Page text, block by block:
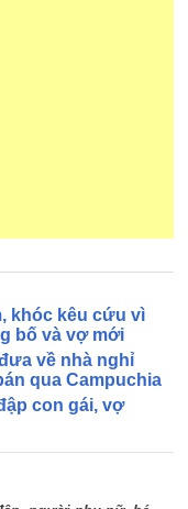
khóc kêu cứu vì
bố và vợ mới
về nhà nghỉ
qua Campuchia
con gái, vợ